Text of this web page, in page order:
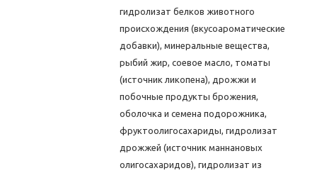
гидролизат белков животного
происхождения (вкусоароматические
добавки), минеральные вещества,
рыбий жир, соевое масло, томаты
(источник ликопена), дрожжи и
побочные продукты брожения,
оболочка и семена подорожника,
фруктоолигосахариды, гидролизат
дрожжей (источник мaннановых
олигосахаридов), гидролизат из